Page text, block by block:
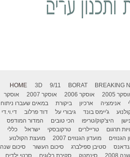
HOME 3D 9/11 BORAT BREAKING
2005 אוסקר 2006 אוסקר 2007
אוסקר
אנימציה ארכיון ביקורת
במאים שעברו ניתוח
ג'יימס בונד גיבורי על דוד פרלוב
די.וי.די
היצ'קוק/טריפו הכי טובים
המדור המודפס
תרגום טריילרים טרקובסקי ישראל
כללי
הגנוזים מועדון הגנוזים 2007
מועצת הקולנוע
סטיבן ספילברג סיכום העשור
סיכום שנה